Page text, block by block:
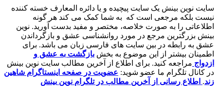
سایت نوین بینش یک سایت پیچیده و یا دائره المعارف خسته کننده
نیست بلکه مرجعی است که به شما کمک می کند هر گونه
اطلاعاتی را به صورت خلاصه، مختصر و مفید بدست آورید. نوین
بینش بزرگترین مرجع در مورد روانشناسی عشق و بازگرداندن
عشق به رابطه در بین سایت های فارسی زبان می باشد. برای
اطمینان بیشتر از این موضوع به بخش بازگشت به عشق و
ازدواج مراجعه کنید. برای اطلاع از آخرین مطالب سایت نوین بینش
در کانال تلگرام ما عضو شوید: عضویت در صفحه اینستاگرام شاهین
زند. اطلاع رسانی از آخرین مطالب در تلگرام نوین بینش